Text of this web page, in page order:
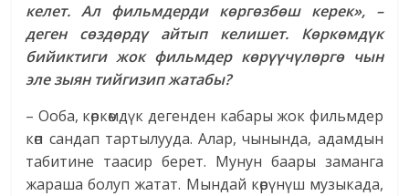
келет. Ал фильмдерди көргөзбөш керек», –
деген сөздөрдү айтып келишет. Көркөмдүк
бийиктиги жок фильмдер көрүүчүлөргө чын
эле зыян тийгизип жатабы?
– Ооба, көркөмдүк дегенден кабары жок фильмдер
көп сандап тартылууда. Алар, чынында, адамдын
табитине таасир берет. Мунун баары заманга
жараша болуп жатат. Мындай көрүнүш музыкада,